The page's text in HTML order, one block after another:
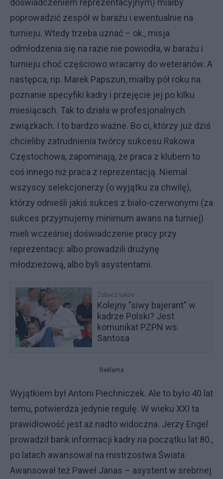
doświadczeniem reprezentacyjnym) miałby
poprowadzić zespół w barażu i ewentualnie na
turnieju. Wtedy trzeba uznać – ok., misja
odmłodzenia się na razie nie powiodła, w barażu i
turnieju choć częściowo wracamy do weteranów. A
następca, np. Marek Papszun, miałby pół roku na
poznanie specyfiki kadry i przejęcie jej po kilku
miesiącach. Tak to działa w profesjonalnych
związkach. I to bardzo ważne. Bo ci, którzy już dziś
chcieliby zatrudnienia twórcy sukcesu Rakowa
Częstochowa, zapominają, że praca z klubem to
coś innego niż praca z reprezentacją. Niemal
wszyscy selekcjonerzy (o wyjątku za chwilę),
którzy odnieśli jakiś sukces z biało-czerwonymi (za
sukces przyjmujemy minimum awans na turniej)
mieli wcześniej doświadczenie pracy przy
reprezentacji: albo prowadzili drużynę
młodzieżową, albo byli asystentami.
Zobacz także
Kolejny "siwy bajerant" w
kadrze Polski? Jest
komunikat PZPN ws.
Santosa
Reklama
Wyjątkiem był Antoni Piechniczek. Ale to było 40 lat
temu, potwierdza jedynie regułę. W wieku XXI ta
prawidłowość jest aż nadto widoczna. Jerzy Engel
prowadził bank informacji kadry na początku lat 80.,
po latach awansował na mistrzostwa Świata.
Awansował też Paweł Janas – asystent w srebrnej